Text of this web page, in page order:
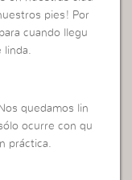
pies! Por
cuando llegu
linda.
quedamos lin
ocurre con qu
práctica.